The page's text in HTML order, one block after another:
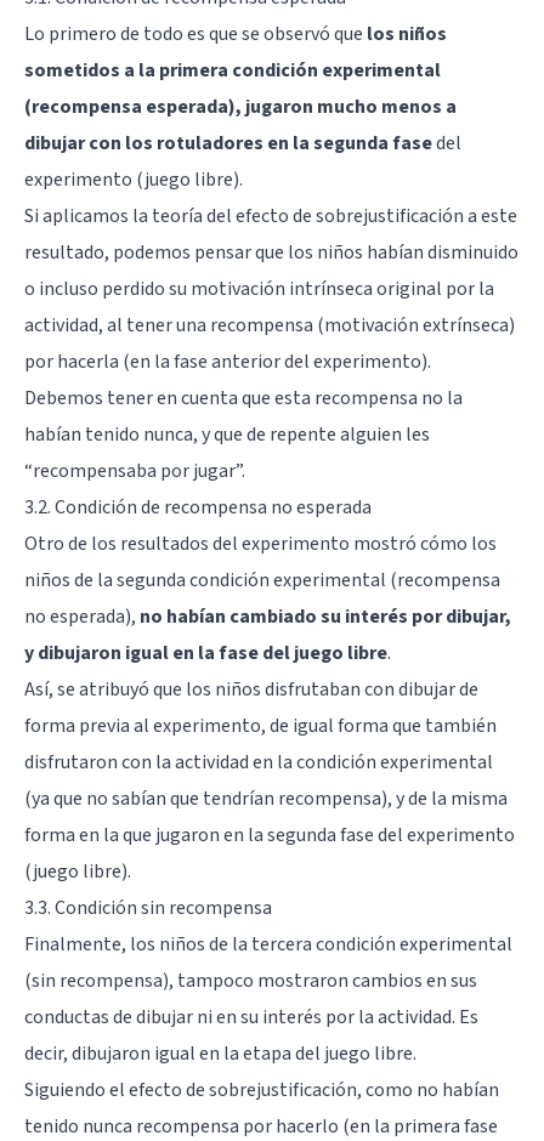
Lo primero de todo es que se observó que los niños
sometidos a la primera condición experimental
(recompensa esperada), jugaron mucho menos a
dibujar con los rotuladores en la segunda fasedel
experimento (juego libre).
Si aplicamos la teoría del efecto de sobrejustificación a este
resultado, podemos pensar que los niños habían disminuido
o incluso perdido su motivación intrínseca original por la
actividad, al tener una recompensa (motivación extrínseca)
por hacerla (en la fase anterior del experimento).
Debemos tener en cuenta que esta recompensa no la
habían tenido nunca, y que de repente alguien les
“recompensaba por jugar”.
3.2. Condición de recompensa no esperada
Otro de los resultados del experimento mostró cómo los
niños de la segunda condición experimental (recompensa
no esperada), no habían cambiado su interés por dibujar,
y dibujaron igual en la fase del juego libre.
Así, se atribuyó que los niños disfrutaban con dibujar de
forma previa al experimento, de igual forma que también
disfrutaron con la actividad en la condición experimental
(ya que no sabían que tendrían recompensa), y de la misma
forma en la que jugaron en la segunda fase del experimento
(juego libre).
3.3. Condición sin recompensa
Finalmente, los niños de la tercera condición experimental
(sin recompensa), tampoco mostraron cambios en sus
conductas de dibujar ni en su interés por la actividad. Es
decir, dibujaron igual en la etapa del juego libre.
Siguiendo el efecto de sobrejustificación, como no habían
tenido nunca recompensa por hacerlo (en la primera fase